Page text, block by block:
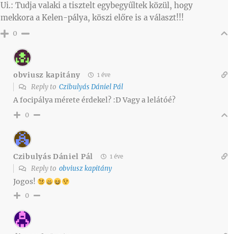
Ui.: Tudja valaki a tisztelt egybegyűltek közül, hogy
mekkora a Kelen-pálya, köszi előre is a választ!!!
0
obviusz kapitány 1 éve
Reply to Czibulyás Dániel Pál
A focipálya mérete érdekel? :D Vagy a lelátóé?
0
Czibulyás Dániel Pál 1 éve
Reply to obviusz kapitány
Jogos!
0